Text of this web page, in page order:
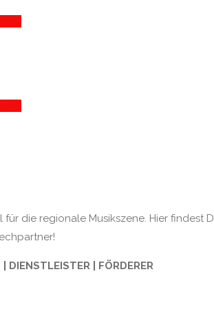
die regionale Musikszene. Hier findest
DIENSTLEISTER | FÖRDERER